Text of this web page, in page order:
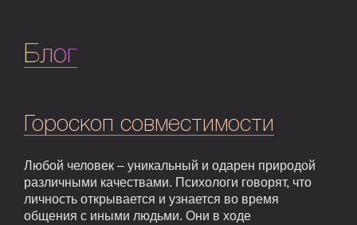
Блог
Гороскоп совместимости
Любой человек – уникальный и одарен природой
различными качествами. Психологи говорят, что
личность открывается и узнается во время
общения с иными людьми. Они в ходе